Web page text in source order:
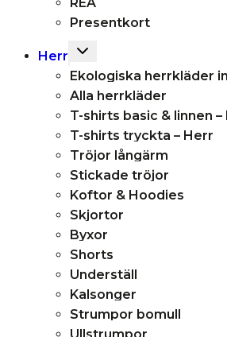
Presentkort
Herr
Toggle
menu
Ekologiska herrkläder
Alla herrkläder
T-shirts basic & linnen –
T-shirts tryckta – Herr
Tröjor långärm
Stickade tröjor
Koftor & Hoodies
Skjortor
Byxor
Shorts
Underställ
Kalsonger
Strumpor bomull